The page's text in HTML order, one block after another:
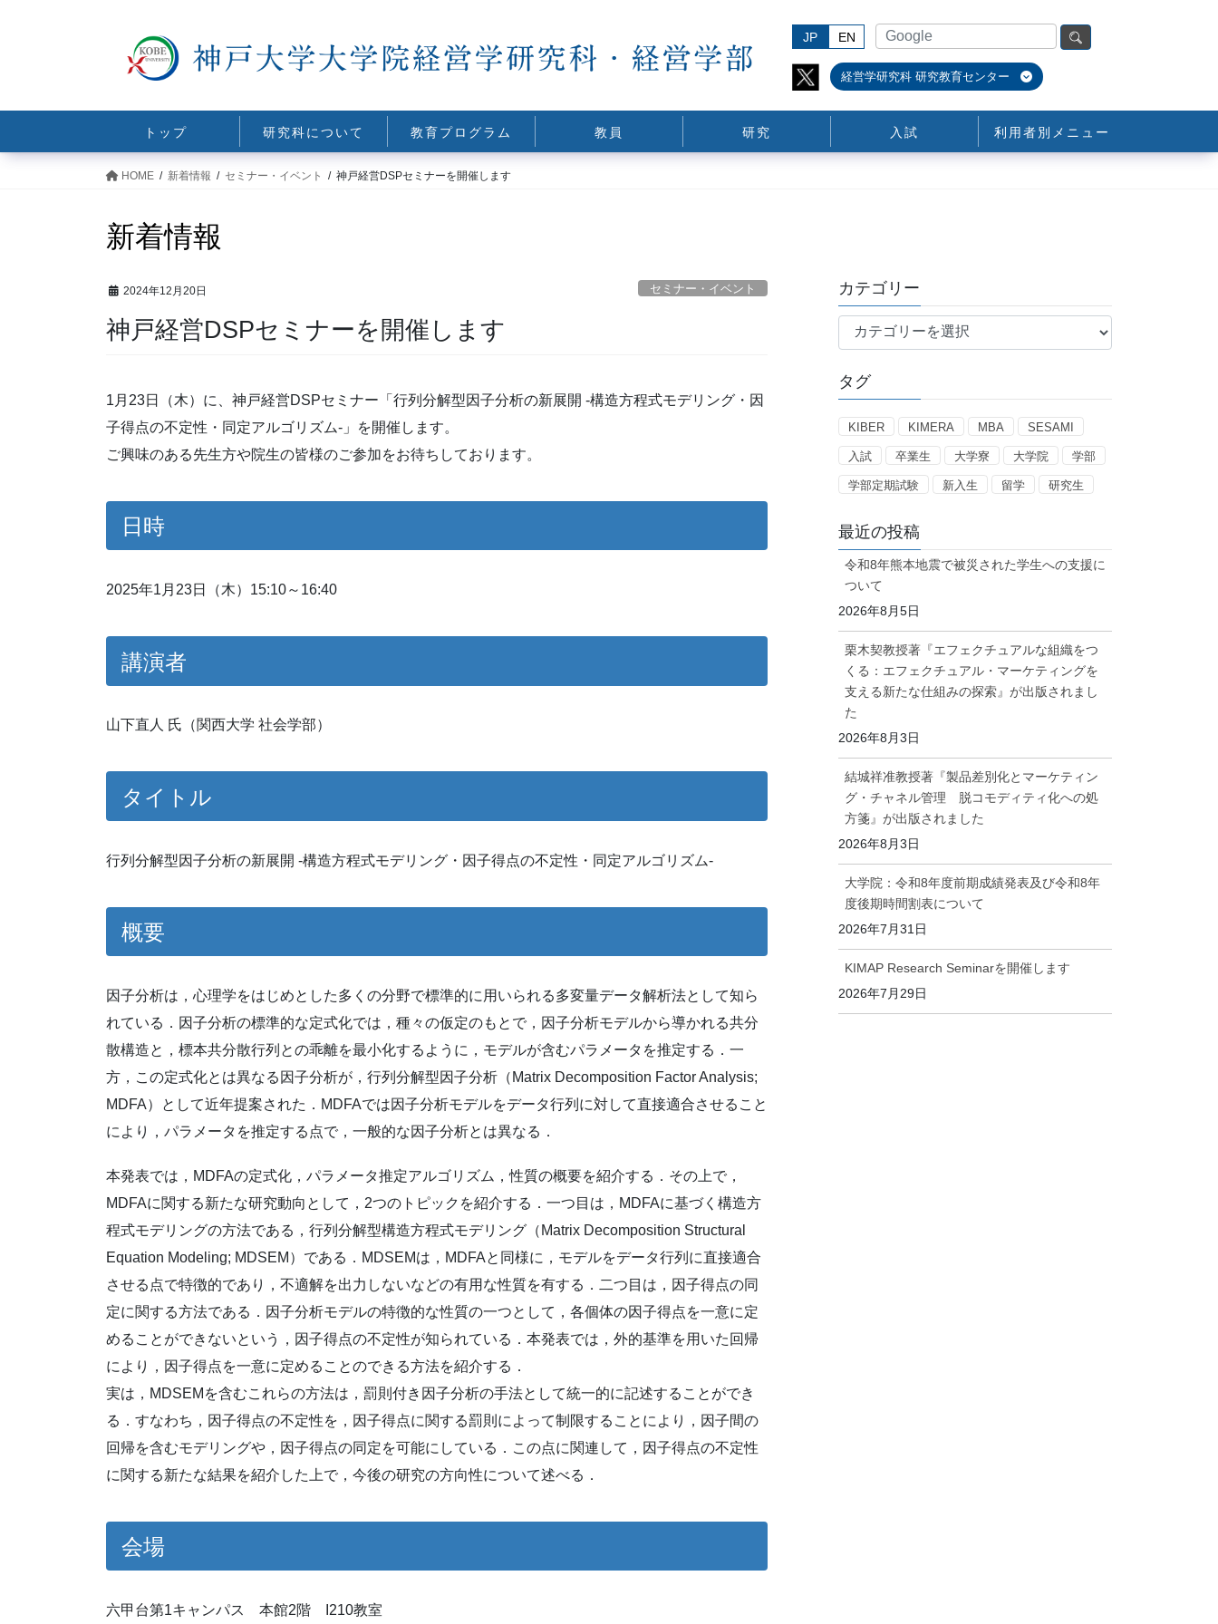
JP EN
経営学研究科 研究教育センター
トップ 研究科について 教育プログラム 教員 研究 入試 利用者別メニュー
HOME 新着情報 セミナー・イベント 神戸経営DSPセミナーを開催します
新着情報
2024年12月20日 セミナー・イベント
神戸経営DSPセミナーを開催します
1月23日（木）に、神戸経営DSPセミナー「行列分解型因子分析の新展開 -構造方程式モデリング・因
子得点の不定性・同定アルゴリズム-」を開催します。
ご興味のある先生方や院生の皆様のご参加をお待ちしております。
日時
2025年1月23日（木）15:10～16:40
講演者
山下直人 氏（関西大学 社会学部）
タイトル
行列分解型因子分析の新展開 -構造方程式モデリング・因子得点の不定性・同定アルゴリズム-
概要
因子分析は，心理学をはじめとした多くの分野で標準的に用いられる多変量データ解析法として知ら
れている．因子分析の標準的な定式化では，種々の仮定のもとで，因子分析モデルから導かれる共分
散構造と，標本共分散行列との乖離を最小化するように，モデルが含むパラメータを推定する．一
方，この定式化とは異なる因子分析が，行列分解型因子分析（Matrix Decomposition Factor Analysis;
MDFA）として近年提案された．MDFAでは因子分析モデルをデータ行列に対して直接適合させること
により，パラメータを推定する点で，一般的な因子分析とは異なる．
本発表では，MDFAの定式化，パラメータ推定アルゴリズム，性質の概要を紹介する．その上で，
MDFAに関する新たな研究動向として，2つのトピックを紹介する．一つ目は，MDFAに基づく構造方
程式モデリングの方法である，行列分解型構造方程式モデリング（Matrix Decomposition Structural
Equation Modeling; MDSEM）である．MDSEMは，MDFAと同様に，モデルをデータ行列に直接適合
させる点で特徴的であり，不適解を出力しないなどの有用な性質を有する．二つ目は，因子得点の同
定に関する方法である．因子分析モデルの特徴的な性質の一つとして，各個体の因子得点を一意に定
めることができないという，因子得点の不定性が知られている．本発表では，外的基準を用いた回帰
により，因子得点を一意に定めることのできる方法を紹介する．
実は，MDSEMを含むこれらの方法は，罰則付き因子分析の手法として統一的に記述することができ
る．すなわち，因子得点の不定性を，因子得点に関する罰則によって制限することにより，因子間の
回帰を含むモデリングや，因子得点の同定を可能にしている．この点に関連して，因子得点の不定性
に関する新たな結果を紹介した上で，今後の研究の方向性について述べる．
会場
六甲台第1キャンパス 本館2階 I210教室
カテゴリー
テ
リ
タグ
KIBER KIMERA MBA SESAMI
入試 卒業生 大学寮 大学院 学部
学部定期試験 新入生 留学 研究生
最近の投稿
令和8年熊本地震で被災された学生への支援に
ついて
2026年8月5日
栗木契教授著『エフェクチュアルな組織をつ
くる：エフェクチュアル・マーケティングを
支える新たな仕組みの探索』が出版されまし
た
2026年8月3日
結城祥准教授著『製品差別化とマーケティン
グ・チャネル管理 脱コモディティ化への処
方箋』が出版されました
2026年8月3日
大学院：令和8年度前期成績発表及び令和8年
度後期時間割表について
2026年7月31日
KIMAP Research Seminarを開催します
2026年7月29日